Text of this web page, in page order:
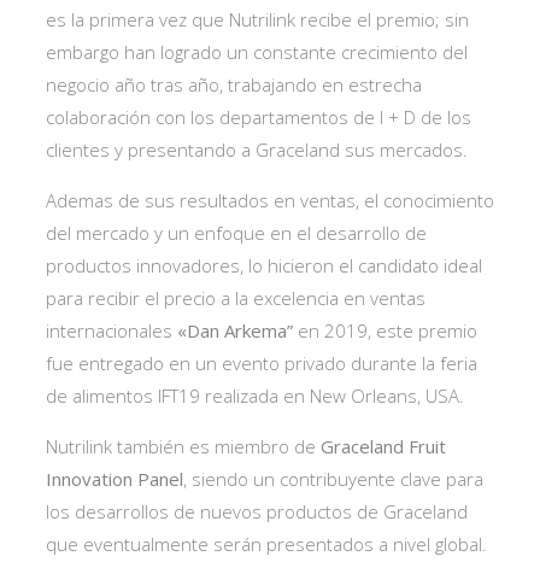
es la primera vez que Nutrilink recibe el premio; sin
embargo han logrado un constante crecimiento del
negocio año tras año, trabajando en estrecha
colaboración con los departamentos de I + D de los
clientes y presentando a Graceland sus mercados.
Ademas de sus resultados en ventas, el conocimiento
del mercado y un enfoque en el desarrollo de
productos innovadores, lo hicieron el candidato ideal
para recibir el precio a la excelencia en ventas
internacionales «Dan Arkema”en 2019, este premio
fue entregado en un evento privado durante la feria
de alimentos IFT19 realizada en New Orleans, USA.
Nutrilink también es miembro de Graceland Fruit
Innovation Panel, siendo un contribuyente clave para
los desarrollos de nuevos productos de Graceland
que eventualmente serán presentados a nivel global.